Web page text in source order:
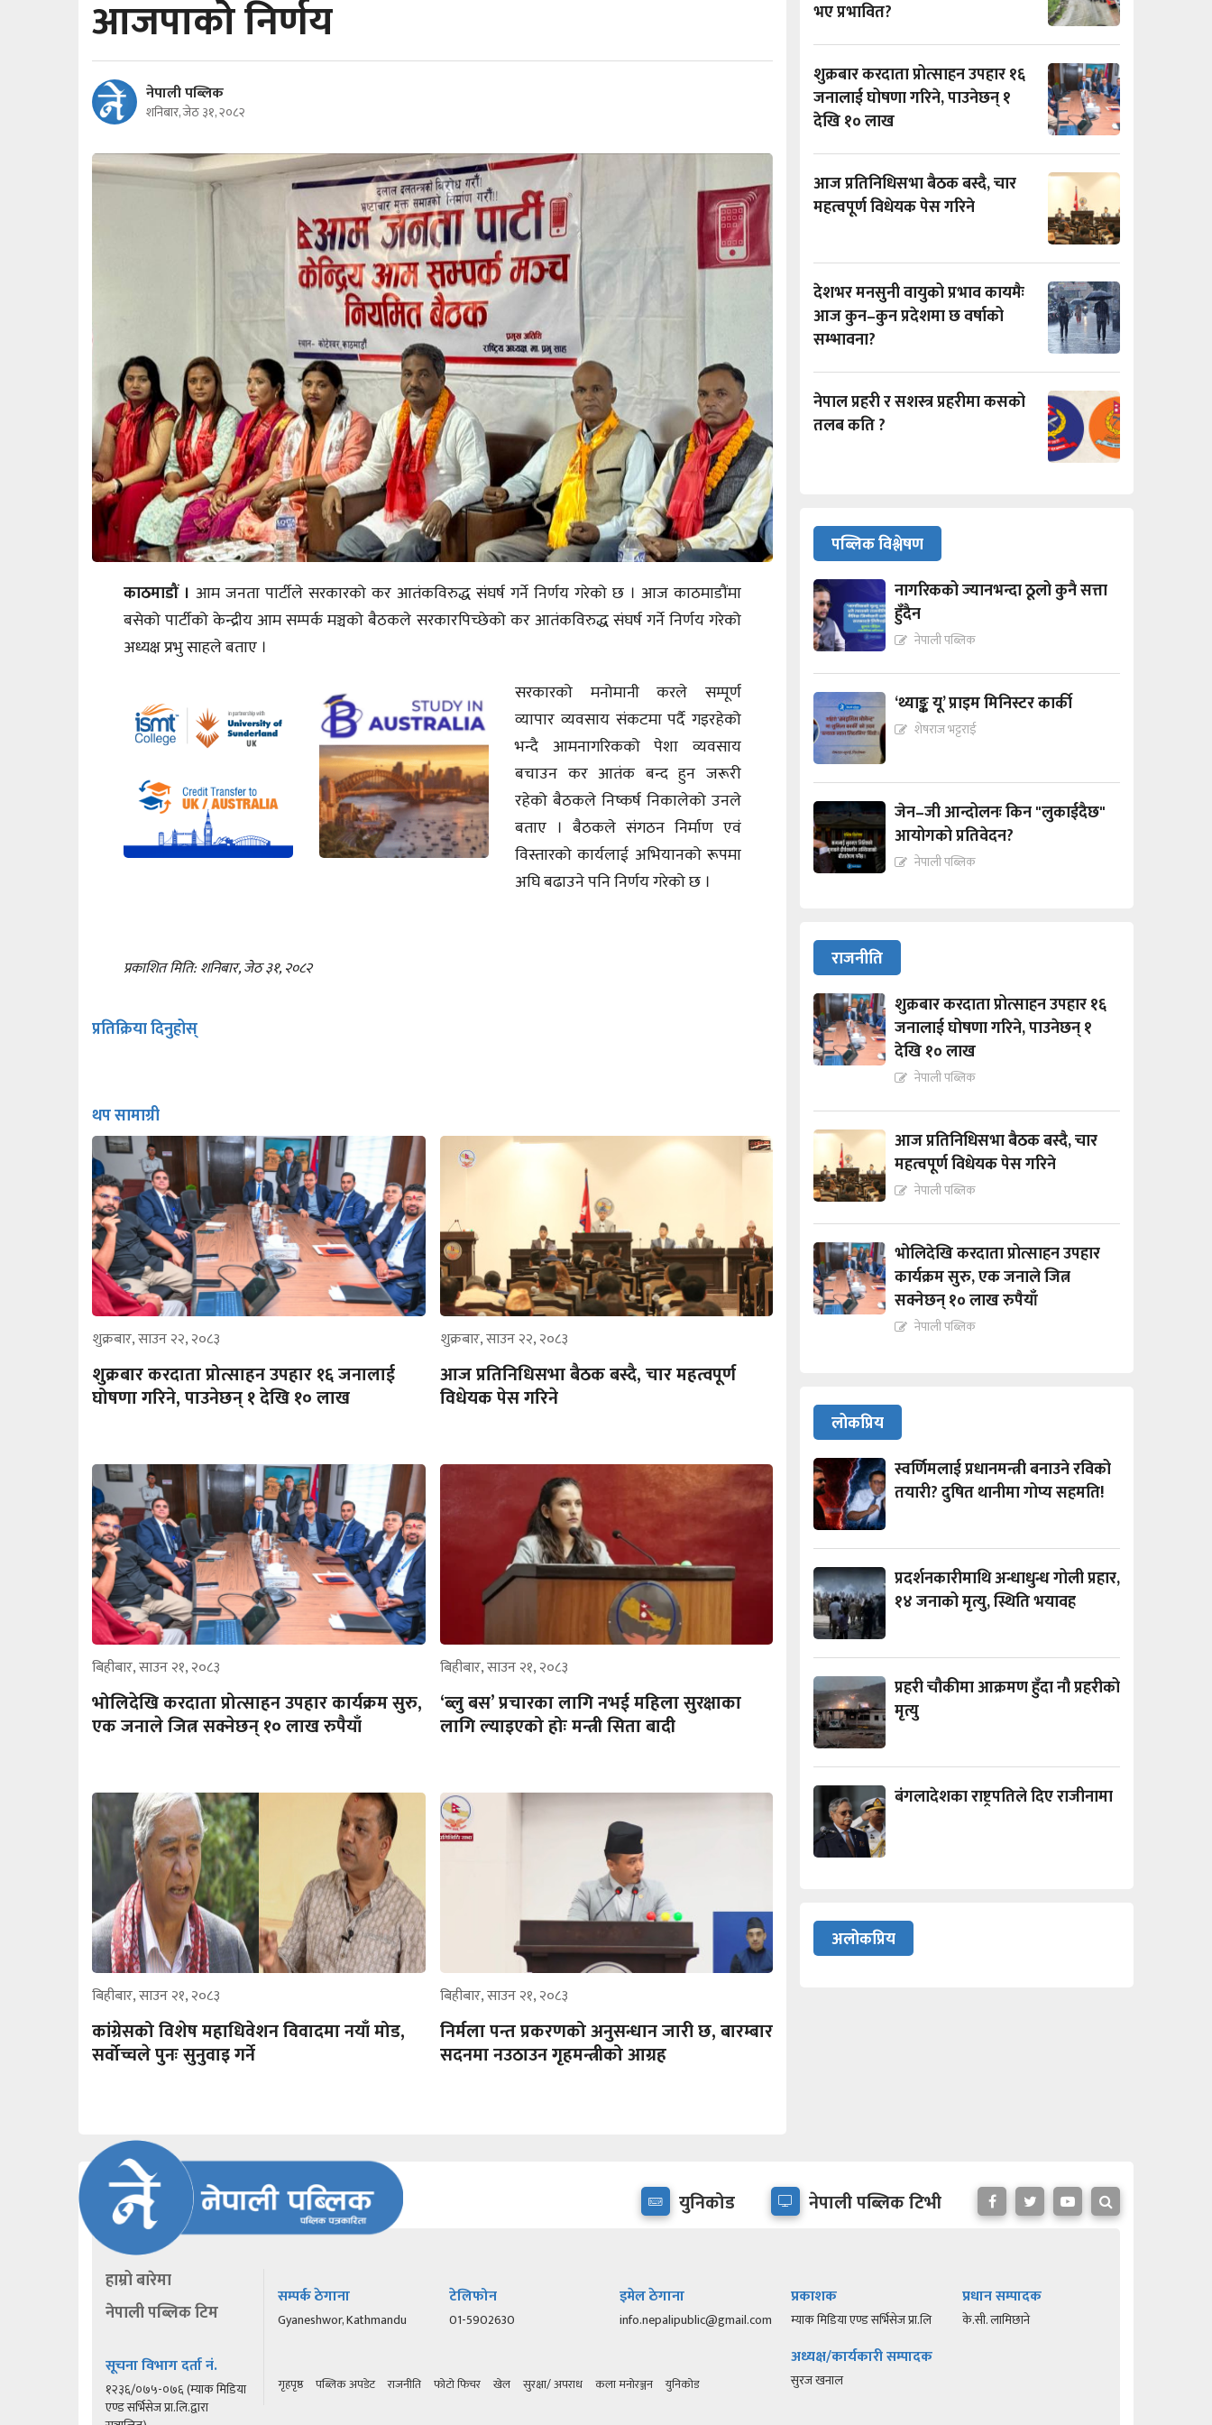
आजपाको निर्णय
नेपाली पब्लिक
शनिबार, जेठ ३१, २०८२
काठमाडौं । आम जनता पार्टीले सरकारको कर आतंकविरुद्ध संघर्ष गर्ने निर्णय गरेको छ । आज काठमाडौंमा
बसेको पार्टीको केन्द्रीय आम सम्पर्क मञ्चको बैठकले सरकारपिच्छेको कर आतंकविरुद्ध संघर्ष गर्ने निर्णय गरेको
अध्यक्ष प्रभु साहले बताए ।
सरकारको मनोमानी करले सम्पूर्ण
व्यापार व्यवसाय संकटमा पर्दै गइरहेको
भन्दै आमनागरिकको पेशा व्यवसाय
बचाउन कर आतंक बन्द हुन जरूरी
रहेको बैठकले निष्कर्ष निकालेको उनले
बताए । बैठकले संगठन निर्माण एवं
विस्तारको कार्यलाई अभियानको रूपमा
अघि बढाउने पनि निर्णय गरेको छ ।
प्रकाशित मिति: शनिबार, जेठ ३१, २०८२
प्रतिक्रिया दिनुहोस्
थप सामाग्री
शुक्रबार, साउन २२, २०८३
शुक्रबार करदाता प्रोत्साहन उपहार १६ जनालाई
घोषणा गरिने, पाउनेछन् १ देखि १० लाख
शुक्रबार, साउन २२, २०८३
आज प्रतिनिधिसभा बैठक बस्दै, चार महत्वपूर्ण
विधेयक पेस गरिने
बिहीबार, साउन २१, २०८३
भोलिदेखि करदाता प्रोत्साहन उपहार कार्यक्रम सुरु,
एक जनाले जित्न सक्नेछन् १० लाख रुपैयाँ
बिहीबार, साउन २१, २०८३
‘ब्लु बस’ प्रचारका लागि नभई महिला सुरक्षाका
लागि ल्याइएको होः मन्त्री सिता बादी
बिहीबार, साउन २१, २०८३
कांग्रेसको विशेष महाधिवेशन विवादमा नयाँ मोड,
सर्वोच्चले पुनः सुनुवाइ गर्ने
बिहीबार, साउन २१, २०८३
निर्मला पन्त प्रकरणको अनुसन्धान जारी छ, बारम्बार
सदनमा नउठाउन गृहमन्त्रीको आग्रह
भए प्रभावित?
शुक्रबार करदाता प्रोत्साहन उपहार १६
जनालाई घोषणा गरिने, पाउनेछन् १
देखि १० लाख
आज प्रतिनिधिसभा बैठक बस्दै, चार
महत्वपूर्ण विधेयक पेस गरिने
देशभर मनसुनी वायुको प्रभाव कायमैः
आज कुन–कुन प्रदेशमा छ वर्षाको
सम्भावना?
नेपाल प्रहरी र सशस्त्र प्रहरीमा कसको
तलब कति ?
पब्लिक विश्लेषण
नागरिकको ज्यानभन्दा ठूलो कुनै सत्ता
हुँदैन
नेपाली पब्लिक
‘थ्याङ्क यू’ प्राइम मिनिस्टर कार्की
शेषराज भट्टराई
जेन–जी आन्दोलनः किन "लुकाईदैछ"
आयोगको प्रतिवेदन?
नेपाली पब्लिक
राजनीति
शुक्रबार करदाता प्रोत्साहन उपहार १६
जनालाई घोषणा गरिने, पाउनेछन् १
देखि १० लाख
नेपाली पब्लिक
आज प्रतिनिधिसभा बैठक बस्दै, चार
महत्वपूर्ण विधेयक पेस गरिने
नेपाली पब्लिक
भोलिदेखि करदाता प्रोत्साहन उपहार
कार्यक्रम सुरु, एक जनाले जित्न
सक्नेछन् १० लाख रुपैयाँ
नेपाली पब्लिक
लोकप्रिय
स्वर्णिमलाई प्रधानमन्त्री बनाउने रविको
तयारी? दुषित थानीमा गोप्य सहमति!
प्रदर्शनकारीमाथि अन्धाधुन्ध गोली प्रहार,
१४ जनाको मृत्यु, स्थिति भयावह
प्रहरी चौकीमा आक्रमण हुँदा नौ प्रहरीको
मृत्यु
बंगलादेशका राष्ट्रपतिले दिए राजीनामा
अलोकप्रिय
युनिकोड नेपाली पब्लिक टिभी
हाम्रो बारेमा
नेपाली पब्लिक टिम
सूचना विभाग दर्ता नं.
१२३६/०७५-०७६ (म्याक मिडिया
एण्ड सर्भिसेज प्रा.लि.द्वारा
सम्पर्क ठेगाना
Gyaneshwor, Kathmandu
टेलिफोन
01-5902630
इमेल ठेगाना
info.nepalipublic@gmail.com
गृहपृष्ठ पब्लिक अपडेट राजनीति फोटो फिचर खेल सुरक्षा/ अपराध कला मनोरञ्जन युनिकोड
प्रकाशक
म्याक मिडिया एण्ड सर्भिसेज प्रा.लि
अध्यक्ष/कार्यकारी सम्पादक
सुरज खनाल
प्रधान सम्पादक
के.सी. लामिछाने